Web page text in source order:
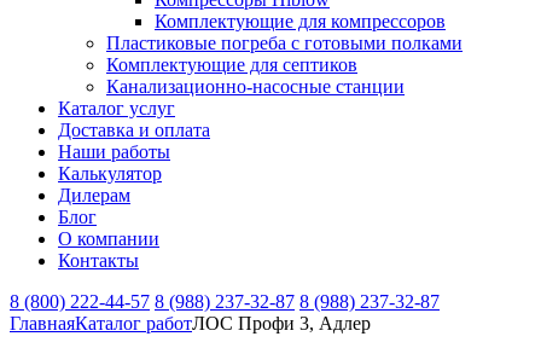
Комплектующие для компрессоров
Пластиковые погреба с готовыми полками
Комплектующие для септиков
Канализационно-насосные станции
Каталог услуг
Доставка и оплата
Наши работы
Калькулятор
Дилерам
Блог
О компании
Контакты
8 (800) 222-44-57 8 (988) 237-32-87 8 (988) 237-32-87
ГлавнаяКаталог работЛОС Профи 3, Адлер